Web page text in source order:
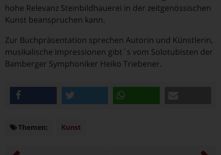
hohe Relevanz Steinbildhauerei in der zeitgenössischen
Kunst beanspruchen kann.
Zur Buchpräsentation sprechen Autorin und Künstlerin,
musikalische Impressionen gibt´s vom Solotubisten der
Bamberger Symphoniker Heiko Triebener.
Themen: Themen
Kunst